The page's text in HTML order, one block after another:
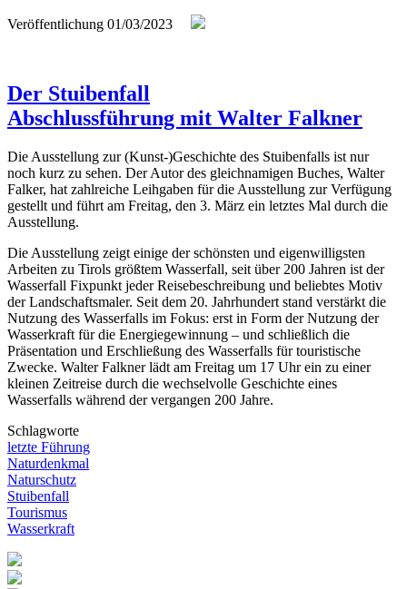
Veröffentlichung 01/03/2023
Der Stuibenfall
Abschlussführung mit Walter Falkner
Die Ausstellung zur (Kunst-)Geschichte des Stuibenfalls ist nur
noch kurz zu sehen. Der Autor des gleichnamigen Buches, Walter
Falker, hat zahlreiche Leihgaben für die Ausstellung zur Verfügung
gestellt und führt am Freitag, den 3. März ein letztes Mal durch die
Ausstellung.
Die Ausstellung zeigt einige der schönsten und eigenwilligsten
Arbeiten zu Tirols größtem Wasserfall, seit über 200 Jahren ist der
Wasserfall Fixpunkt jeder Reisebeschreibung und beliebtes Motiv
der Landschaftsmaler. Seit dem 20. Jahrhundert stand verstärkt die
Nutzung des Wasserfalls im Fokus: erst in Form der Nutzung der
Wasserkraft für die Energiegewinnung – und schließlich die
Präsentation und Erschließung des Wasserfalls für touristische
Zwecke. Walter Falkner lädt am Freitag um 17 Uhr ein zu einer
kleinen Zeitreise durch die wechselvolle Geschichte eines
Wasserfalls während der vergangen 200 Jahre.
Schlagworte
letzte Führung
Naturdenkmal
Naturschutz
Stuibenfall
Tourismus
Wasserkraft